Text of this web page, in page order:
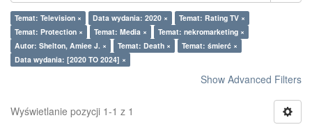
Temat: Television × Data wydania: 2020 ×
Temat: Rating TV ×
Temat: Protection ×
Temat: Media ×
Temat: nekromarketing ×
Autor: Shelton, Amiee J. ×
Temat: Death ×
Temat: śmierć ×
Data wydania: [2020 TO 2024] ×
Show Advanced Filters
Wyświetlanie pozycji 1-1 z 1